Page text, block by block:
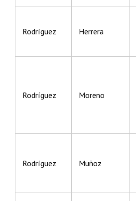
Rodríguez Herrera
Rodríguez Moreno
Rodríguez Muñoz